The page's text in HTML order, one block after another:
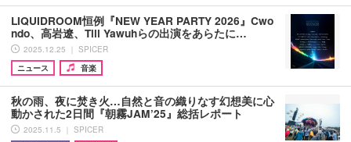
LIQUIDROOM恒例『NEW YEAR PARTY 2026』Cwo
ndo、高岩遼、Till Yawuhらの出演をあらたに…
2025.12.25 ｜ SPICER
ニュース
音楽
秋の雨、夜に焚き火…自然と音の織りなす幻想美に心
動かされた2日間『朝霧JAM’25』総括レポート
2025.11.5 ｜ SPICER